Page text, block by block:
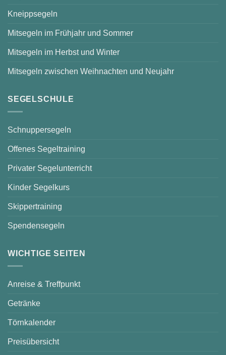
Kneippsegeln
Mitsegeln im Frühjahr und Sommer
Mitsegeln im Herbst und Winter
Mitsegeln zwischen Weihnachten und Neujahr
SEGELSCHULE
Schnuppersegeln
Offenes Segeltraining
Privater Segelunterricht
Kinder Segelkurs
Skippertraining
Spendensegeln
WICHTIGE SEITEN
Anreise & Treffpunkt
Getränke
Törnkalender
Preisübersicht